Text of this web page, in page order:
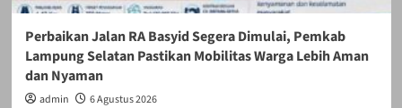
Perbaikan Jalan RA Basyid Segera Dimulai, Pemkab
Lampung Selatan Pastikan Mobilitas Warga Lebih Aman
dan Nyaman
admin 6 Agustus 2026